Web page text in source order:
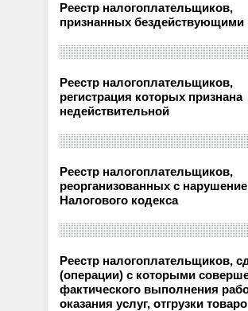
Реестр налогоплательщиков,
признанных бездействующими
Реестр налогоплательщиков,
регистрация которых признана
недействительной
Реестр налогоплательщиков,
реорганизованных с
Налогового кодекса
Реестр налогоплательщиков,
(операции) с которыми
фактического выполнения
оказания услуг, отгрузки